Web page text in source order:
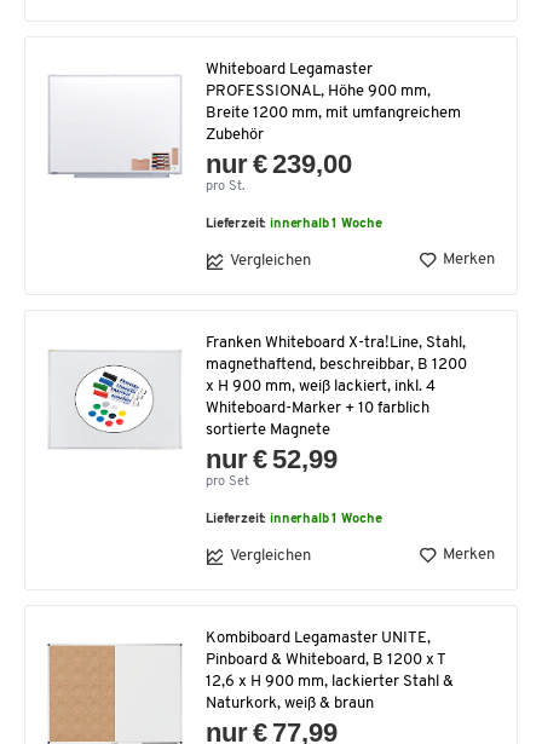
Whiteboard Legamaster
PROFESSIONAL, Höhe 900 mm,
Breite 1200 mm, mit umfangreichem
Zubehör
nur € 239,00
pro St.
Lieferzeit:innerhalb 1 Woche
Vergleichen Merken
Franken Whiteboard X-tra!Line, Stahl,
magnethaftend, beschreibbar, B 1200
x H 900 mm, weiß lackiert, inkl. 4
Whiteboard-Marker + 10 farblich
sortierte Magnete
nur € 52,99
pro Set
Lieferzeit:innerhalb 1 Woche
Vergleichen Merken
Kombiboard Legamaster UNITE,
Pinboard & Whiteboard, B 1200 x T
12,6 x H 900 mm, lackierter Stahl &
Naturkork, weiß & braun
nur € 77,99